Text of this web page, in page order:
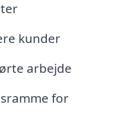
kunder
arbejde
for